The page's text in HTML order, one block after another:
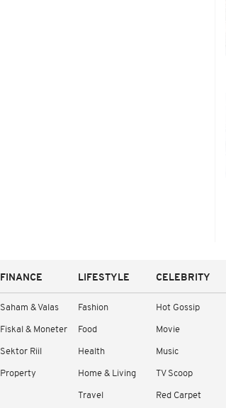
FINANCE
Saham & Valas
Fiskal & Moneter
Sektor Riil
Property
LIFESTYLE
Fashion
Food
Health
Home & Living
Travel
CELEBRITY
Hot Gossip
Movie
Music
TV Scoop
Red Carpet